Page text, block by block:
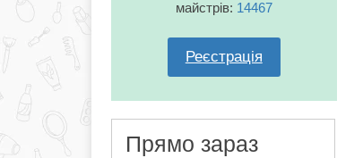
майстрів: 14467
Реєстрація
Прямо зараз